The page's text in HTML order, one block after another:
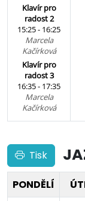
Klavír pro
radost 2
15:25 - 16:25
Marcela
Kačírková
Klavír pro
radost 3
16:35 - 17:35
Marcela
Kačírková
Tisk
PONDĚLÍ